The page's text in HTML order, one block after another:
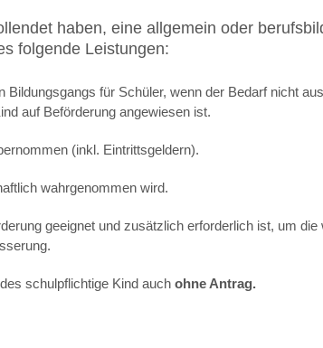
haben, eine allgemein oder
folgende Leistungen:
Bildungsgangs für Schüler, wenn der Bedarf nicht
auf Beförderung angewiesen ist.
(inkl. Eintrittsgeldern).
wahrgenommen wird.
geeignet und zusätzlich erforderlich ist, um
schulpflichtige Kind auch ohne Antrag.